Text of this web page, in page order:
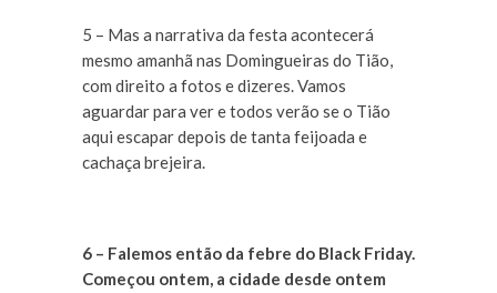
5 – Mas a narrativa da festa acontecerá
mesmo amanhã nas Domingueiras do Tião,
com direito a fotos e dizeres. Vamos
aguardar para ver e todos verão se o Tião
aqui escapar depois de tanta feijoada e
cachaça brejeira.
6 – Falemos então da febre do Black Friday.
Começou ontem, a cidade desde ontem